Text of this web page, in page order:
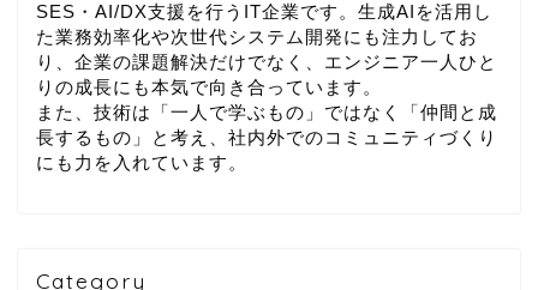
SES・AI/DX支援を行うIT企業です。生成AIを活用し
た業務効率化や次世代システム開発にも注力してお
り、企業の課題解決だけでなく、エンジニア一人ひと
りの成長にも本気で向き合っています。
また、技術は「一人で学ぶもの」ではなく「仲間と成
長するもの」と考え、社内外でのコミュニティづくり
にも力を入れています。
Category